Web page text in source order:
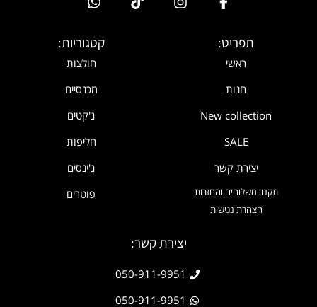
תפריט:
ראשי
חנות
New collection
SALE
יצירת קשר
תקנון משלוחים והחזרות
הצהרת נגישות
קטגוריות:
חולצות
מכנסיים
ג'קטים
חליפות
ג'ינסים
פוטרים
יצירת קשר:
050-911-9951
050-911-9951